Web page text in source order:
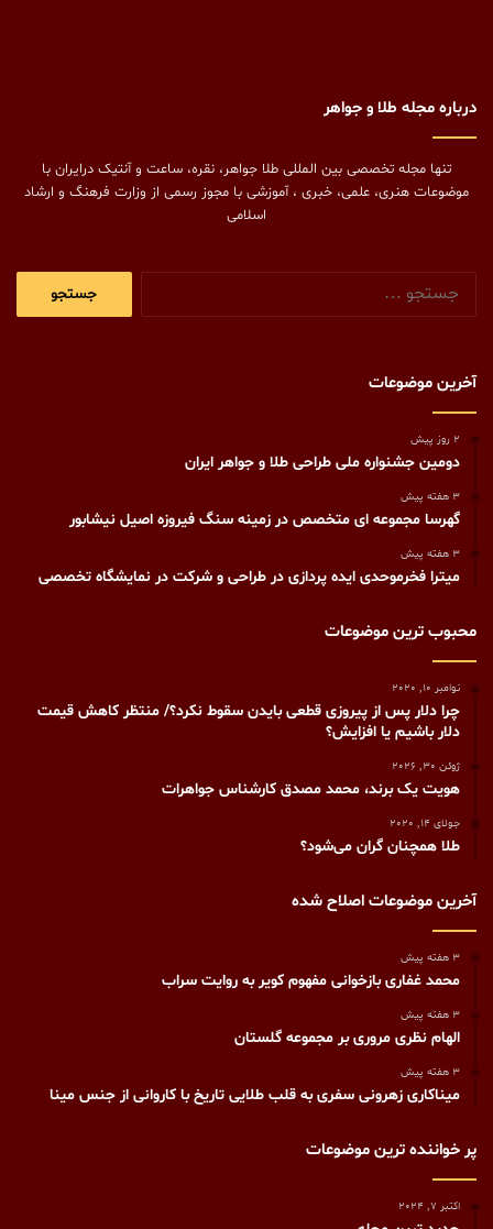
درباره مجله طلا و جواهر
تنها مجله تخصصی بین المللی طلا جواهر، نقره، ساعت و آنتیک درایران با
موضوعات هنری، علمی، خبری ، آموزشی با مجوز رسمی از وزارت فرهنگ و ارشاد
اسلامی
آخرین موضوعات
2 روز پیش
دومین جشنواره ملی طراحی طلا و جواهر ایران
3 هفته پیش
گهرسا مجموعه ای متخصص در زمینه سنگ فیروزه اصیل نیشابور
3 هفته پیش
میترا فخرموحدی ایده پردازی در طراحی و شرکت در نمایشگاه تخصصی
محبوب ترین موضوعات
نوامبر 10, 2020
چرا دلار پس از پیروزی قطعی بایدن سقوط نکرد؟/ منتظر کاهش قیمت
دلار باشیم یا افزایش؟
ژوئن 30, 2026
هویت یک برند، محمد مصدق کارشناس جواهرات
جولای 14, 2020
طلا همچنان گران می‌شود؟
آخرین موضوعات اصلاح شده
3 هفته پیش
محمد غفاری بازخوانی مفهوم کویر به روایت سراب
3 هفته پیش
الهام نظری مروری بر مجموعه گلستان
3 هفته پیش
میناکاری زهرونی سفری به قلب طلایی تاریخ با کاروانی از جنس مینا
پر خواننده ترین موضوعات
اکتبر 7, 2024